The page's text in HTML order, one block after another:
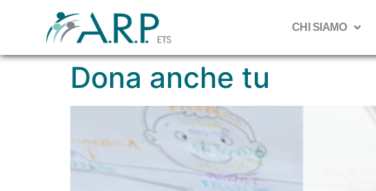
CHI SIAMO
Dona anche tu